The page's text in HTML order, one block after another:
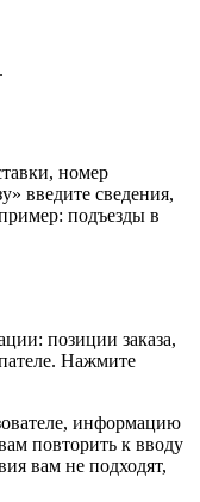
номер
введите сведения,
подъезды в
позиции заказа,
Нажмите
информацию
повторить к вводу
вам не подходят,